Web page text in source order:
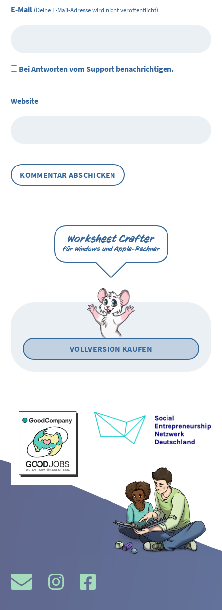
E-Mail (Deine E-Mail-Adresse wird nicht veröffentlicht)
Bei Antworten vom Support benachrichtigen.
Website
Worksheet Crafter
für Windows und Apple-Rechner
VOLLVERSION KAUFEN